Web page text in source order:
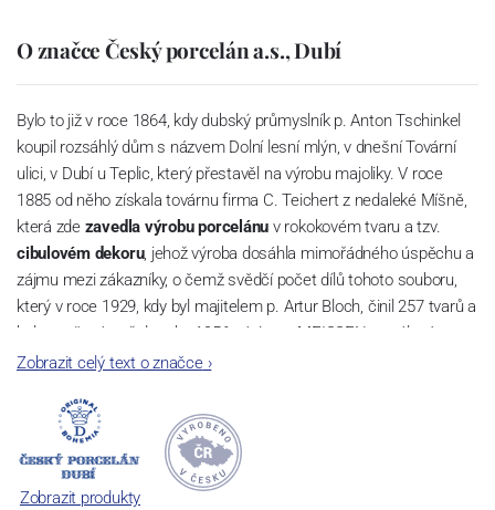
O značce Český porcelán a.s., Dubí
Bylo to již v roce 1864, kdy dubský průmyslník p. Anton Tschinkel
koupil rozsáhlý dům s názvem Dolní lesní mlýn, v dnešní Tovární
ulici, v Dubí u Teplic, který přestavěl na výrobu majoliky. V roce
1885 od něho získala továrnu firma C. Teichert z nedaleké Míšně,
která zdezavedla výrobu porcelánu v rokokovém tvaru a tzv.
cibulovém dekoru, jehož výroba dosáhla mimořádného úspěchu a
zájmu mezi zákazníky, o čemž svědčí počet dílů tohoto souboru,
který v roce 1929, kdy byl majitelem p. Artur Bloch, činil 257 tvarů a
byl označován až do roku 1956 nápisem MEISSEN v oválovém
rámečku.
Dnes, kdy čtete tento úvod, nese firma název
počet jeho dílů v cibulovém provedení je 850 tvarů. Tyto výrobky
jsou garantovány Asociací sklářského a keramického průmyslu
České republiky jako „
Český výrobek
Zobrazit celý text o značce›
Zobrazit produkty